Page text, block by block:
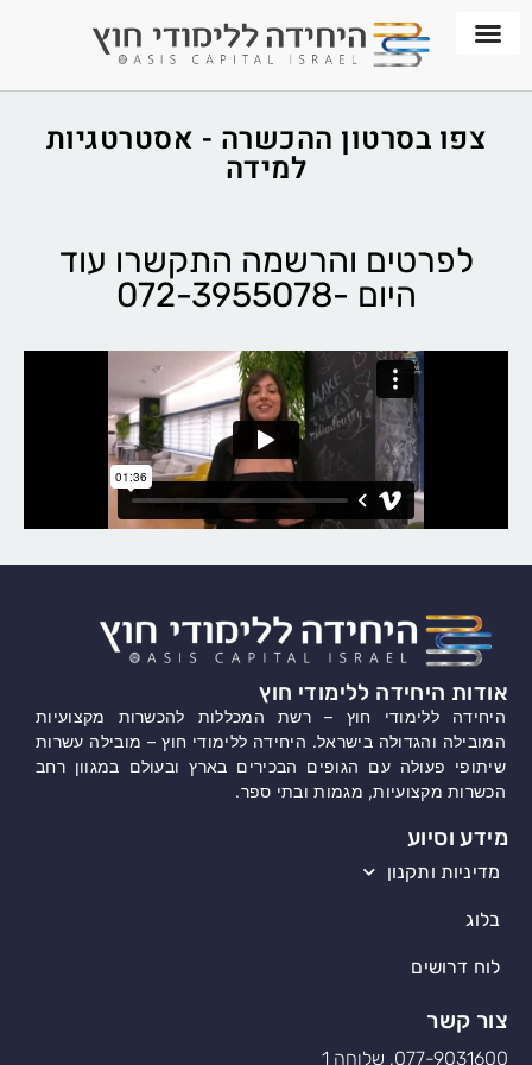
צפו בסרטון ההכשרה - אסטרטגיות
למידה
לפרטים והרשמה התקשרו עוד
היום -072-3955078
אודות היחידה ללימודי חוץ
היחידה ללימודי חוץ – רשת המכללות להכשרות מקצועיות
המובילה והגדולה בישראל. היחידה ללימודי חוץ – מובילה עשרות
שיתופי פעולה עם הגופים הבכירים בארץ ובעולם במגוון רחב
הכשרות מקצועיות, מגמות ובתי ספר.
מידע וסיוע
מדיניות ותקנון
בלוג
לוח דרושים
צור קשר
077-9031600, שלוחה 1